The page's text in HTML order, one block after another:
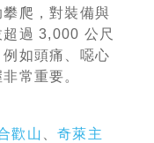
爬，對裝備與
過 3,000 公尺
如頭痛、噁心
常重要。
歡山 、奇萊主